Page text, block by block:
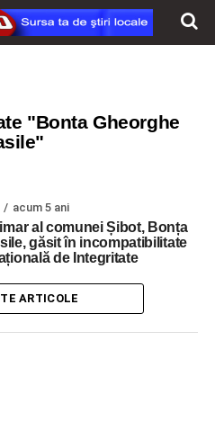
"Bonta Gheorghe
acum 5 ani
al comunei Șibot, Bonța
găsit în incompatibilitate
de Integritate
ARTICOLE